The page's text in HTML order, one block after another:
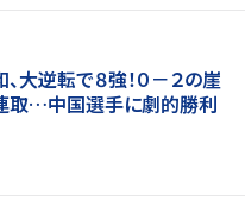
大逆転で８強！０－２の崖
取…中国選手に劇的勝利